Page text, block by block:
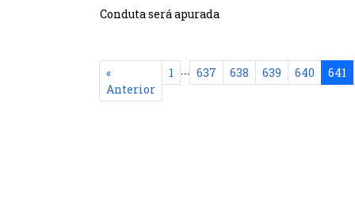
Conduta será apurada
«
Anterior
1 ... 637 638 639 640 641